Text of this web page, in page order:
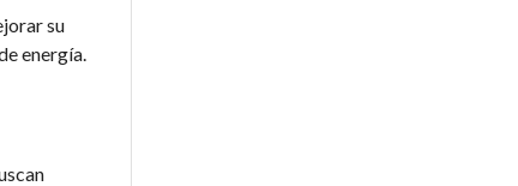
su
energía.